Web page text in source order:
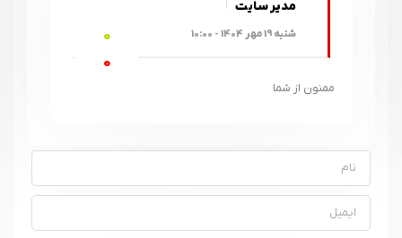
مدیر سایت
شنبه 19 مهر 1404 - 10:00
0
0
ممنون از شما